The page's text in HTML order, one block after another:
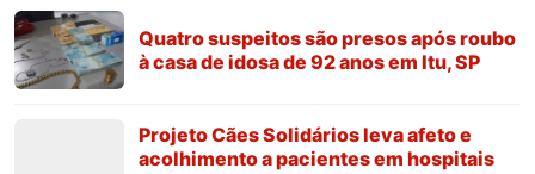
Quatro suspeitos são presos após roubo
à casa de idosa de 92 anos em Itu, SP
Projeto Cães Solidários leva afeto e
acolhimento a pacientes em hospitais